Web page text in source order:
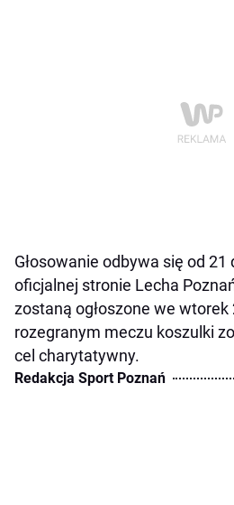
Głosowanie odbywa się od
oficjalnej stronie Lecha
zostaną ogłoszone we wtorek
rozegranym meczu koszulki
cel charytatywny.
Redakcja Sport Poznań